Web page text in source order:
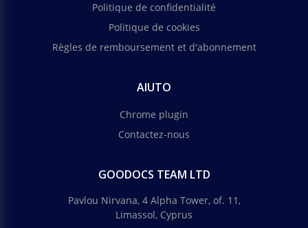
Politique de confidentialité
Politique de cookies
Règles de remboursement et d'abonnement
AIUTO
Chrome plugin
Contactez-nous
GOODOCS TEAM LTD
Pavlou Nirvana, 4 Alpha Tower, of. 11,
Limassol, Cyprus